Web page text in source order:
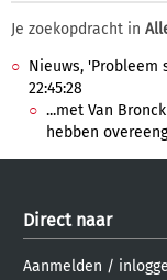
Je zoekopdracht in
Nieuws, 'Probleem
22:45:28
...met Van
hebben
Direct naar
Aanmelden /